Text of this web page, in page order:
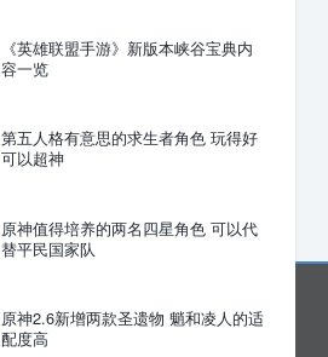
《英雄联盟手游》新版本峡谷宝典内
容一览
第五人格有意思的求生者角色 玩得好
可以超神
原神值得培养的两名四星角色 可以代
替平民国家队
原神2.6新增两款圣遗物 魈和凌人的适
配度高
容纠错请联系网站在线客